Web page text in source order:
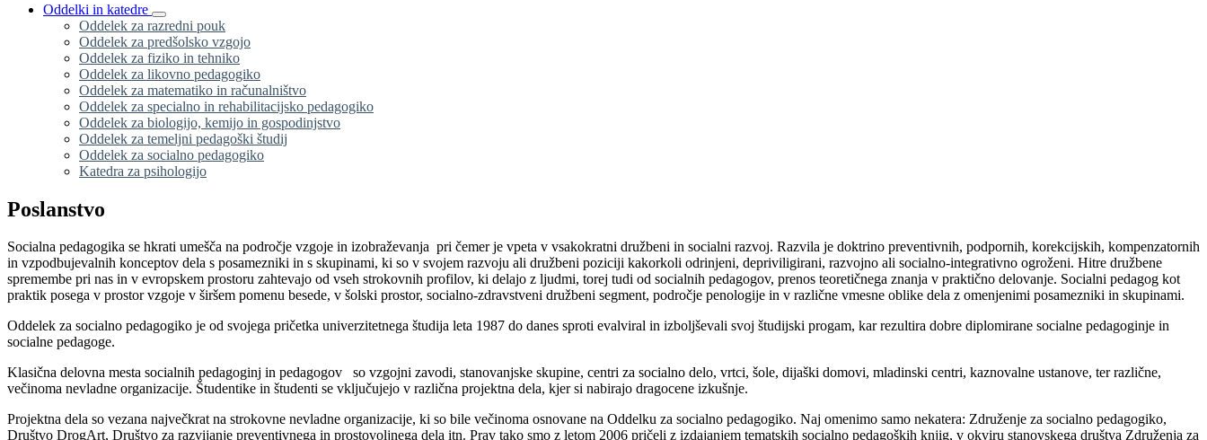
Oddelki in katedre
Oddelek za razredni pouk
Oddelek za predšolsko vzgojo
Oddelek za fiziko in tehniko
Oddelek za likovno pedagogiko
Oddelek za matematiko in računalništvo
Oddelek za specialno in rehabilitacijsko pedagogiko
Oddelek za biologijo, kemijo in gospodinjstvo
Oddelek za temeljni pedagoški študij
Oddelek za socialno pedagogiko
Katedra za psihologijo
Poslanstvo
Socialna pedagogika se hkrati umešča na področje vzgoje in izobraževanja pri čemer je vpeta v vsakokratni družbeni in socialni razvoj. Razvila je doktrino preventivnih, podpornih, korekcijskih, kompenzatornih
in vzpodbujevalnih konceptov dela s posamezniki in s skupinami, ki so v svojem razvoju ali družbeni poziciji kakorkoli odrinjeni, depriviligirani, razvojno ali socialno-integrativno ogroženi. Hitre družbene
spremembe pri nas in v evropskem prostoru zahtevajo od vseh strokovnih profilov, ki delajo z ljudmi, torej tudi od socialnih pedagogov, prenos teoretičnega znanja v praktično delovanje. Socialni pedagog kot
praktik posega v prostor vzgoje v širšem pomenu besede, v šolski prostor, socialno-zdravstveni družbeni segment, področje penologije in v različne vmesne oblike dela z omenjenimi posamezniki in skupinami.
Oddelek za socialno pedagogiko je od svojega pričetka univerzitetnega študija leta 1987 do danes sproti evalviral in izboljševali svoj študijski progam, kar rezultira dobre diplomirane socialne pedagoginje in
socialne pedagoge.
Klasična delovna mesta socialnih pedagoginj in pedagogov so vzgojni zavodi, stanovanjske skupine, centri za socialno delo, vrtci, šole, dijaški domovi, mladinski centri, kaznovalne ustanove, ter različne,
večinoma nevladne organizacije. Študentike in študenti se vključujejo v različna projektna dela, kjer si nabirajo dragocene izkušnje.
Projektna dela so vezana največkrat na strokovne nevladne organizacije, ki so bile večinoma osnovane na Oddelku za socialno pedagogiko. Naj omenimo samo nekatera: Združenje za socialno pedagogiko,
Društvo DrogArt, Društvo za razvijanje preventivnega in prostovoljnega dela itn. Prav tako smo z letom 2006 pričeli z izdajanjem tematskih socialno pedagoških knjig, v okviru stanovskega društva Združenja za